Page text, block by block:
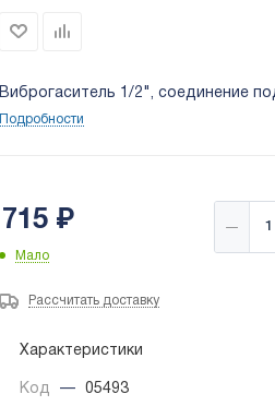
Виброгаситель 1/2", соединение
Подробности
715 ₽
Мало
Рассчитать доставку
Характеристики
Код —
05493